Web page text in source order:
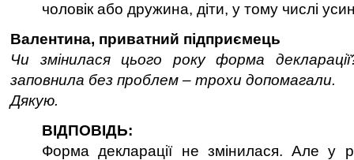
чоловік або дружина, діти, у тому числі
Валентина, приватний підприємець
Чи змінилася цього року форма
заповнила без проблем – трохи допомагали.
Дякую.
ВІДПОВІДЬ:
Форма декларації не змінилася. Але у